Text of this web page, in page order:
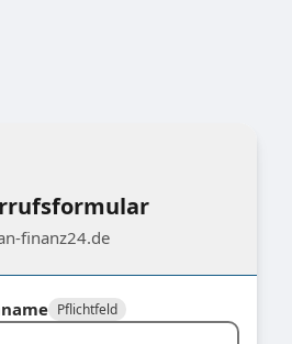
finanz24.de
Pflichtfeld